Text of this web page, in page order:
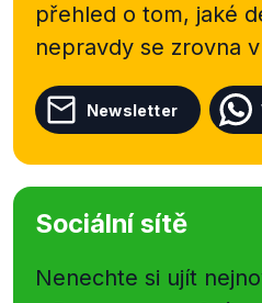
přehled o tom, jaké
nepravdy se zrovna
Newsletter
Sociální sítě
Nenechte si ujít